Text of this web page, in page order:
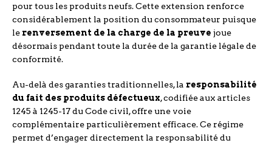
pour tous les produits neufs. Cette extension renforce
considérablement la position du consommateur puisque
le renversement de la charge de la preuve joue
désormais pendant toute la durée de la garantie légale de
conformité.
Au-delà des garanties traditionnelles, la responsabilité
du fait des produits défectueux, codifiée aux articles
1245 à 1245-17 du Code civil, offre une voie
complémentaire particulièrement efficace. Ce régime
permet d’engager directement la responsabilité du